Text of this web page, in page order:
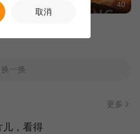
40
换一换
更多
儿，看得
取消